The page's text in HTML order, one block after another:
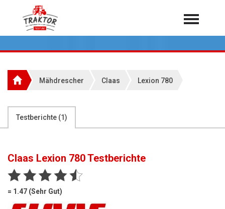
Home
Rundballenpressen
Teleskoplader
Über 7.000 Testberichte
Mähdrescher Claas Lexion 780
Testberichte (1)
Claas Lexion 780Testberichte
= 1.47 (Sehr Gut)